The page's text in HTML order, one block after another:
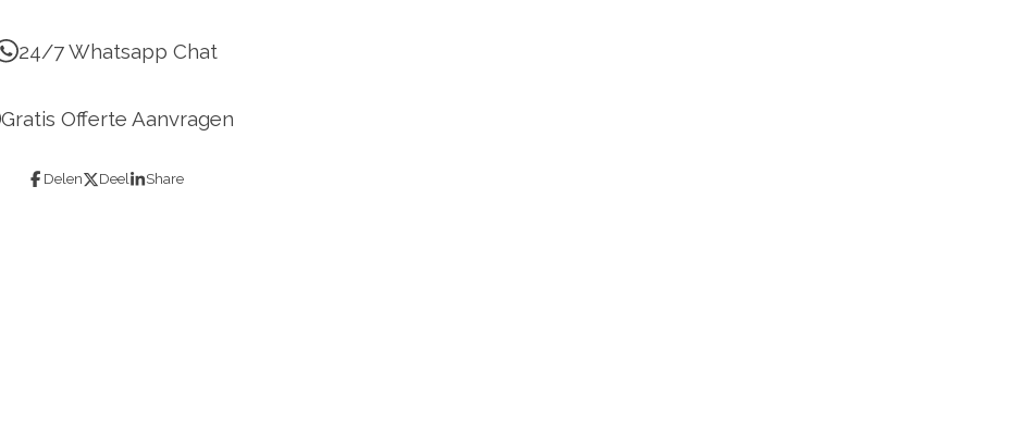
24/7 Whatsapp Chat
Gratis Offerte Aanvragen
Delen Deel Share